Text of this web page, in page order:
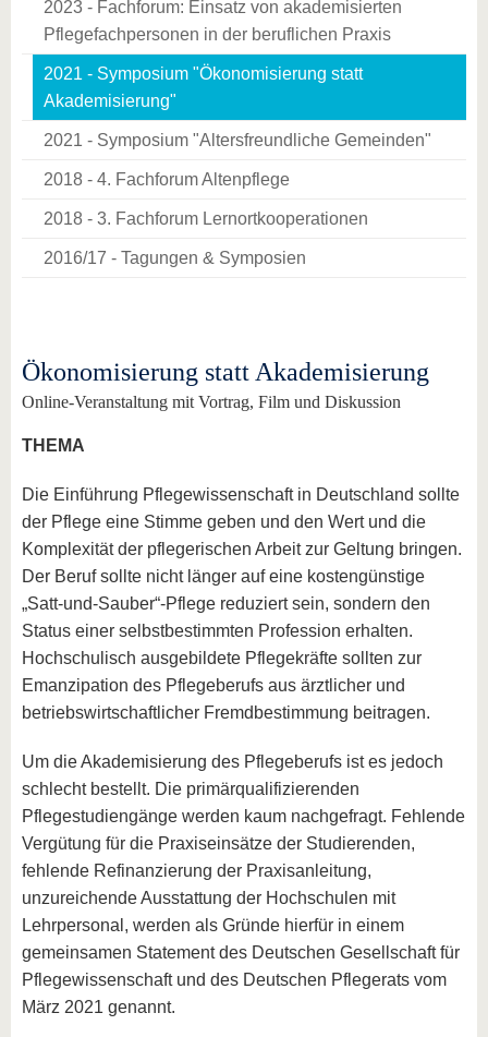
2023 - Fachforum: Einsatz von akademisierten
Pflegefachpersonen in der beruflichen Praxis
2021 - Symposium "Ökonomisierung statt
Akademisierung"
2021 - Symposium "Altersfreundliche Gemeinden"
2018 - 4. Fachforum Altenpflege
2018 - 3. Fachforum Lernortkooperationen
2016/17 - Tagungen & Symposien
Ökonomisierung statt Akademisierung
Online-Veranstaltung mit Vortrag, Film und Diskussion
THEMA
Die Einführung Pflegewissenschaft in Deutschland sollte
der Pflege eine Stimme geben und den Wert und die
Komplexität der pflegerischen Arbeit zur Geltung bringen.
Der Beruf sollte nicht länger auf eine kostengünstige
„Satt-und-Sauber“-Pflege reduziert sein, sondern den
Status einer selbstbestimmten Profession erhalten.
Hochschulisch ausgebildete Pflegekräfte sollten zur
Emanzipation des Pflegeberufs aus ärztlicher und
betriebswirtschaftlicher Fremdbestimmung beitragen.
Um die Akademisierung des Pflegeberufs ist es jedoch
schlecht bestellt. Die primärqualifizierenden
Pflegestudiengänge werden kaum nachgefragt. Fehlende
Vergütung für die Praxiseinsätze der Studierenden,
fehlende Refinanzierung der Praxisanleitung,
unzureichende Ausstattung der Hochschulen mit
Lehrpersonal, werden als Gründe hierfür in einem
gemeinsamen Statement des Deutschen Gesellschaft für
Pflegewissenschaft und des Deutschen Pflegerats vom
März 2021 genannt.